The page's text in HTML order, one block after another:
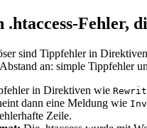
.htaccess-Fehler,
sind Tippfehler in
an: simple Tippfehler
in Direktiven wie
dann eine Meldung wie
Zeile.